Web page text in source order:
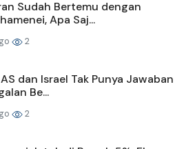
Sudah Bertemu dengan
Apa Saj...
2
dan Israel Tak Punya Jawaban
Be...
2